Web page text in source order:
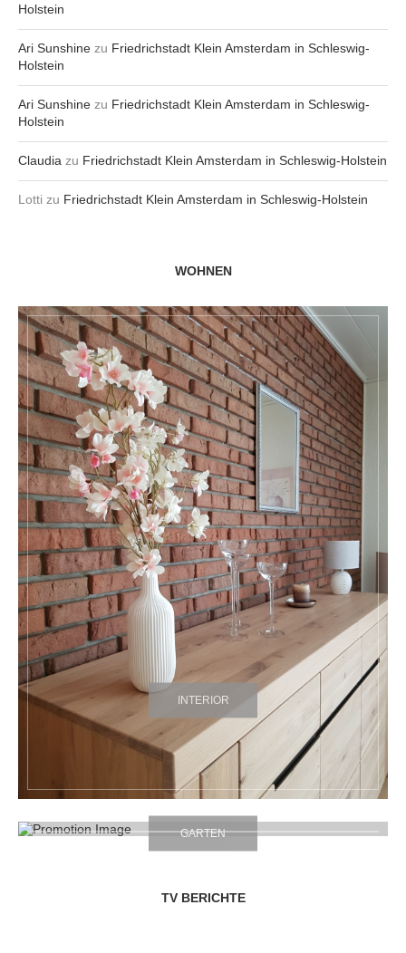
Holstein
Ari Sunshine zu Friedrichstadt Klein Amsterdam in Schleswig-
Holstein
Ari Sunshine zu Friedrichstadt Klein Amsterdam in Schleswig-
Holstein
Claudia zu Friedrichstadt Klein Amsterdam in Schleswig-Holstein
Lotti zu Friedrichstadt Klein Amsterdam in Schleswig-Holstein
WOHNEN
INTERIOR
GARTEN
TV BERICHTE